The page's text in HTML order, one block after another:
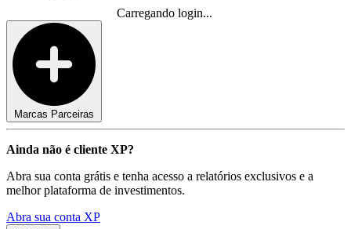
Carregando login...
Marcas Parceiras
Ainda não é cliente XP?
Abra sua conta grátis e tenha acesso a relatórios exclusivos e a
melhor plataforma de investimentos.
Abra sua conta XP